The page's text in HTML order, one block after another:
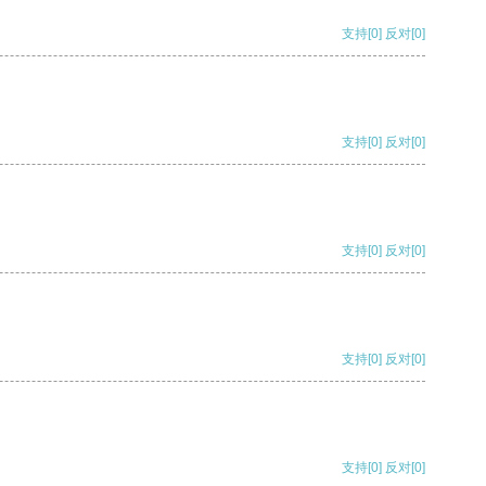
支持[0] 反对[0]
支持[0] 反对[0]
支持[0] 反对[0]
支持[0] 反对[0]
支持[0] 反对[0]